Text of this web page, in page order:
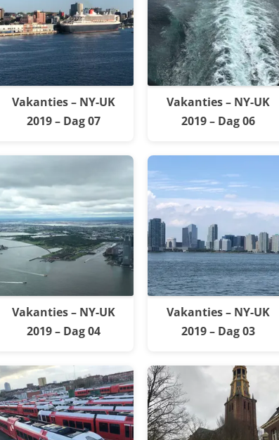
Vakanties – NY-UK
2019 – Dag 07
Vakanties – NY-UK
2019 – Dag 06
Vakanties – NY-UK
2019 – Dag 04
Vakanties – NY-UK
2019 – Dag 03